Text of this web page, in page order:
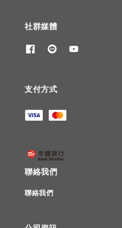
社群媒體
支付方式
聯絡我們
聯絡我們